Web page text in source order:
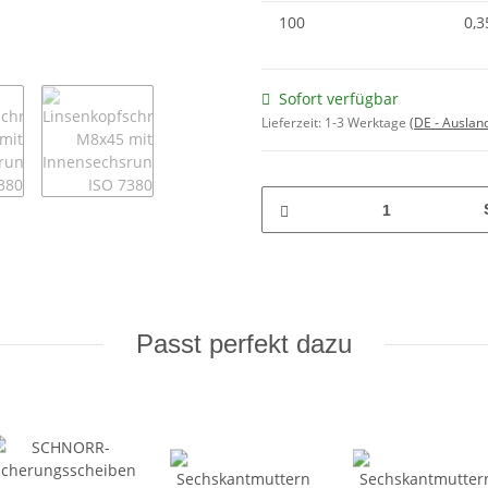
100
Sofort verfügbar
Lieferzeit: 1-3 Werktage (DE -
Passt perfekt dazu